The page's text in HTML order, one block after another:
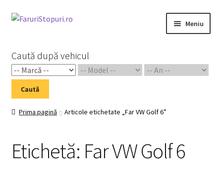
Sari
Sari
Meniu
Cart
Checkout
My Account
Caută după vehicul
Caută
Prima pagină Articole etichetate „Far VW Golf 6”
Etichetă: Far VW Golf 6